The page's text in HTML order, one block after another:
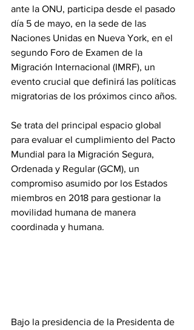
ante la ONU, participa desde el pasado
día 5 de mayo, en la sede de las
Naciones Unidas en Nueva York, en el
segundo Foro de Examen de la
Migración Internacional (IMRF), un
evento crucial que definirá las políticas
migratorias de los próximos cinco años.
‎Se trata del principal espacio global
para evaluar el cumplimiento del Pacto
Mundial para la Migración Segura,
Ordenada y Regular (GCM), un
compromiso asumido por los Estados
miembros en 2018 para gestionar la
movilidad humana de manera
coordinada y humana.
‎Bajo la presidencia de la Presidenta de